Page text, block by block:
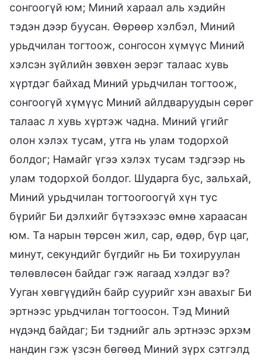
сонгоогүй юм; Миний хараал аль хэдийн
тэдэн дээр буусан. Өөрөөр хэлбэл, Миний
урьдчилан тогтоож, сонгосон хүмүүс Миний
хэлсэн зүйлийн зөвхөн эерэг талаас хувь
хүртдэг байхад Миний урьдчилан тогтоож,
сонгоогүй хүмүүс Миний айлдваруудын сөрөг
талаас л хувь хүртэж чадна. Миний үгийг
олон хэлэх тусам, утга нь улам тодорхой
болдог; Намайг үгээ хэлэх тусам тэдгээр нь
улам тодорхой болдог. Шударга бус, зальхай,
Миний урьдчилан тогтоогоогүй хүн тус
бүрийг Би дэлхийг бүтээхээс өмнө хараасан
юм. Та нарын төрсөн жил, сар, өдөр, бүр цаг,
минут, секундийг бүгдийг нь Би тохируулан
төлөвлөсөн байдаг гэж яагаад хэлдэг вэ?
Ууган хөвгүүдийн байр суурийг хэн авахыг Би
эртнээс урьдчилан тогтоосон. Тэд Миний
нүдэнд байдаг; Би тэднийг аль эртнээс эрхэм
нандин гэж үзсэн бөгөөд Миний зүрх сэтгэлд